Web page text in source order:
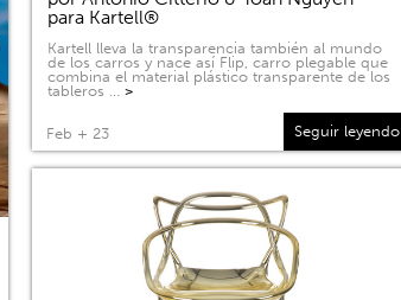
para Kartell®
Kartell lleva la transparencia también al mundo
de los carros y nace así Flip, carro plegable que
combina el material plástico transparente de los
tableros … >
Feb + 23 Seguir leyendo